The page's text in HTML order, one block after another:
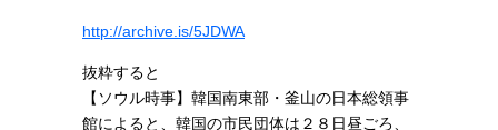
http://archive.is/5JDWA
抜粋すると
【ソウル時事】韓国南東部・釜山の日本総領事
館によると、韓国の市民団体は２８日昼ごろ、